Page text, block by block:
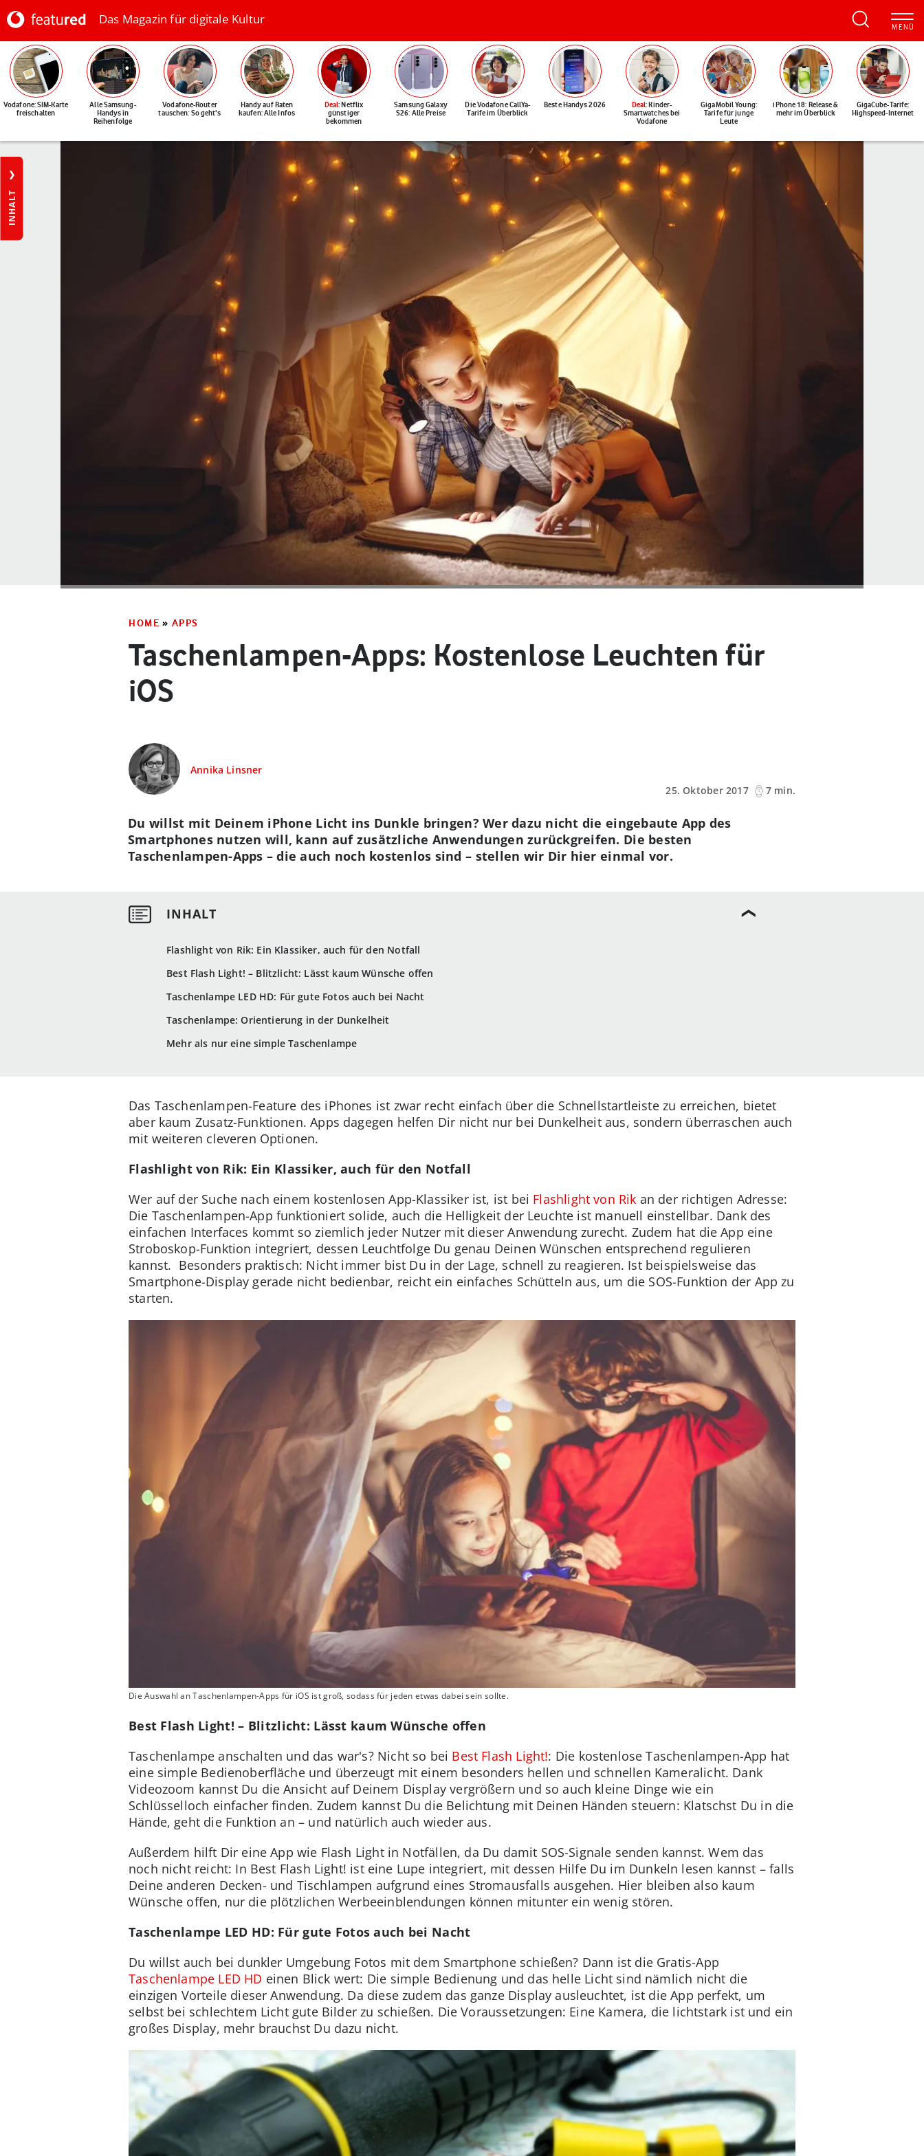
Das Magazin für digitale Kultur
Vodafone: SIM-Karte
freischalten
Alle Samsung-
Handys in
Reihenfolge
Vodafone-Router
tauschen: So geht's
Handy auf Raten
kaufen: Alle Infos
Deal: Netflix
günstiger
bekommen
Samsung Galaxy
S26: Alle Preise
Die Vodafone CallYa-
Tarife im Überblick
Beste Handys 2026 Deal: Kinder-
Smartwatches bei
Vodafone
GigaMobil Young:
Tarife für junge
Leute
iPhone 18: Release &
mehr im Überblick
GigaCube-Tarife:
Highspeed-Internet
INHALT
HOME » APPS
Taschenlampen-Apps: Kostenlose Leuchten für
iOS
Annika Linsner
25. Oktober 2017
7 min.
Flashlight von Rik: Ein Klassiker, auch für den Notfall
Best Flash Light! – Blitzlicht: Lässt kaum Wünsche offen
Taschenlampe LED HD: Für gute Fotos auch bei Nacht
Taschenlampe: Orientierung in der Dunkelheit
Mehr als nur eine simple Taschenlampe
Du willst mit Deinem iPhone Licht ins Dunkle bringen? Wer dazu nicht die eingebaute App des
Smartphones nutzen will, kann auf zusätzliche Anwendungen zurückgreifen. Die besten
Taschenlampen-Apps – die auch noch kostenlos sind – stellen wir Dir hier einmal vor.
Das Taschenlampen-Feature des iPhones ist zwar recht einfach über die Schnellstartleiste zu erreichen, bietet
aber kaum Zusatz-Funktionen. Apps dagegen helfen Dir nicht nur bei Dunkelheit aus, sondern überraschen auch
mit weiteren cleveren Optionen.
Flashlight von Rik: Ein Klassiker, auch für den Notfall
Wer auf der Suche nach einem kostenlosen App-Klassiker ist, ist bei Flashlight von Rik an der richtigen Adresse:
Die Taschenlampen-App funktioniert solide, auch die Helligkeit der Leuchte ist manuell einstellbar. Dank des
einfachen Interfaces kommt so ziemlich jeder Nutzer mit dieser Anwendung zurecht. Zudem hat die App eine
Stroboskop-Funktion integriert, dessen Leuchtfolge Du genau Deinen Wünschen entsprechend regulieren
kannst. Besonders praktisch: Nicht immer bist Du in der Lage, schnell zu reagieren. Ist beispielsweise das
Smartphone-Display gerade nicht bedienbar, reicht ein einfaches Schütteln aus, um die SOS-Funktion der App zu
starten.
Die Auswahl an Taschenlampen-Apps für iOS ist groß, sodass für jeden etwas dabei sein sollte.
Best Flash Light! – Blitzlicht: Lässt kaum Wünsche offen
Taschenlampe anschalten und das war's? Nicht so bei Best Flash Light!: Die kostenlose Taschenlampen-App hat
eine simple Bedienoberfläche und überzeugt mit einem besonders hellen und schnellen Kameralicht. Dank
Videozoom kannst Du die Ansicht auf Deinem Display vergrößern und so auch kleine Dinge wie ein
Schlüsselloch einfacher finden. Zudem kannst Du die Belichtung mit Deinen Händen steuern: Klatschst Du in die
Hände, geht die Funktion an – und natürlich auch wieder aus.
Außerdem hilft Dir eine App wie Flash Light in Notfällen, da Du damit SOS-Signale senden kannst. Wem das
noch nicht reicht: In Best Flash Light! ist eine Lupe integriert, mit dessen Hilfe Du im Dunkeln lesen kannst – falls
Deine anderen Decken- und Tischlampen aufgrund eines Stromausfalls ausgehen. Hier bleiben also kaum
Wünsche offen, nur die plötzlichen Werbeeinblendungen können mitunter ein wenig stören.
Taschenlampe LED HD: Für gute Fotos auch bei Nacht
Du willst auch bei dunkler Umgebung Fotos mit dem Smartphone schießen? Dann ist die Gratis-App
Taschenlampe LED HD einen Blick wert: Die simple Bedienung und das helle Licht sind nämlich nicht die
einzigen Vorteile dieser Anwendung. Da diese zudem das ganze Display ausleuchtet, ist die App perfekt, um
selbst bei schlechtem Licht gute Bilder zu schießen. Die Voraussetzungen: Eine Kamera, die lichtstark ist und ein
großes Display, mehr brauchst Du dazu nicht.